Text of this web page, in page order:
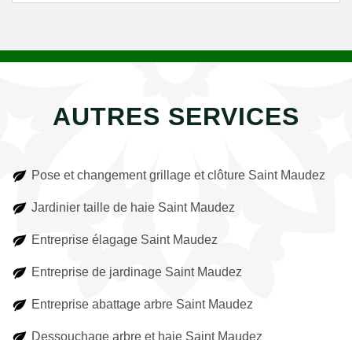
AUTRES SERVICES
Pose et changement grillage et clôture Saint Maudez
Jardinier taille de haie Saint Maudez
Entreprise élagage Saint Maudez
Entreprise de jardinage Saint Maudez
Entreprise abattage arbre Saint Maudez
Dessouchage arbre et haie Saint Maudez